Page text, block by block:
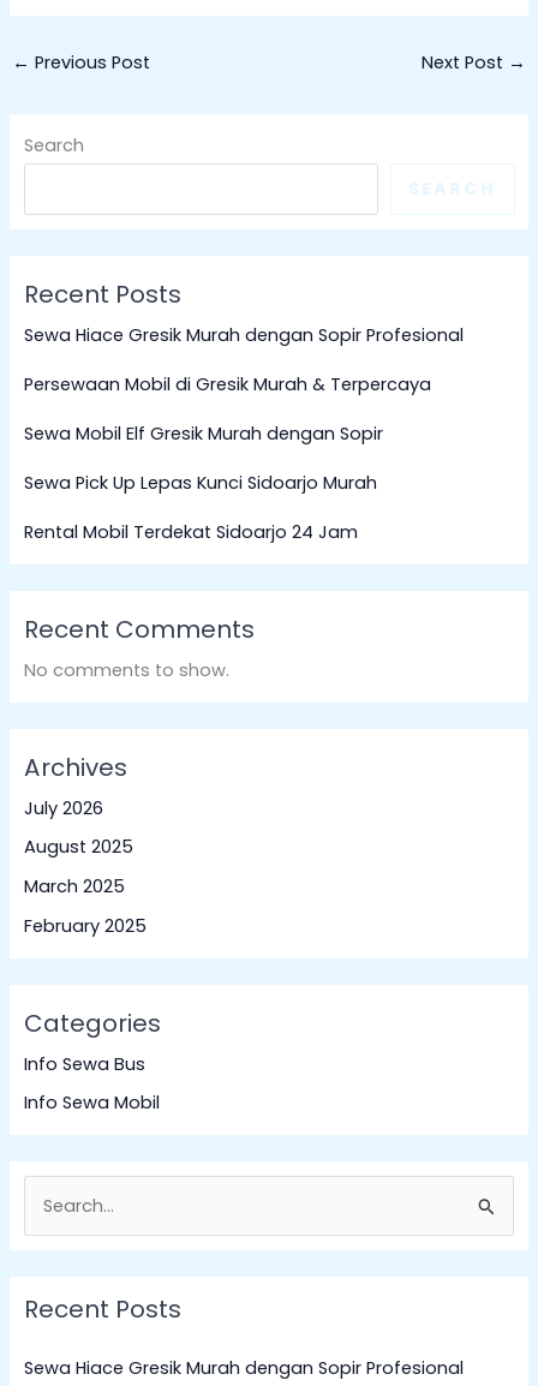
← Previous Post Next Post →
Search
SEARCH
Recent Posts
Sewa Hiace Gresik Murah dengan Sopir Profesional
Persewaan Mobil di Gresik Murah & Terpercaya
Sewa Mobil Elf Gresik Murah dengan Sopir
Sewa Pick Up Lepas Kunci Sidoarjo Murah
Rental Mobil Terdekat Sidoarjo 24 Jam
Recent Comments
No comments to show.
Archives
July 2026
August 2025
March 2025
February 2025
Categories
Info Sewa Bus
Info Sewa Mobil
e
a
rRecent Posts
Sewa Hiace Gresik Murah dengan Sopir Profesional